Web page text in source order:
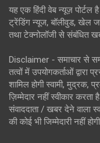
यह एक हिंदी वेब न्यूज़ पोर्टल
ट्रेंडिंग न्यूज, बॉलीवुड, खेल
तथा टेक्नोलॉजी से संबंधित
Disclaimer - समाचार से
तत्वों में उपयोगकर्ताओं द्वारा
शामिल होगी स्वामी, मुद्रक,
ज़िम्मेदार नहीं स्वीकार
संवाददाता / खबर देने वाला
की कोई भी जिम्मेदारी नहीं